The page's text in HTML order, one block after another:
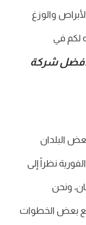
والوزغ
لكم في
شركة
البلدان
نظراً إلى
ونحن
بعض الخطوات